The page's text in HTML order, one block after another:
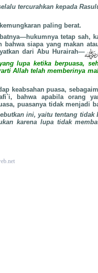
tercurahkan kepada
paling berat.
tetap sah,
bahwa siapa yang makan
dari Abu Hurairah—
lupa ketika berpuasa,
Allah telah memberinya
keabsahan puasa,
bahwa apabila orang
puasanya tidak menjadi
ini, yaitu tentang tidak
karena lupa tidak